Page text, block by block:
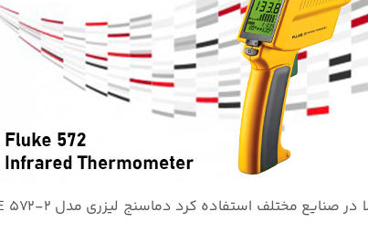
در صنایع مختلف استفاده کرد دماسنج لیزری مدل 572-2